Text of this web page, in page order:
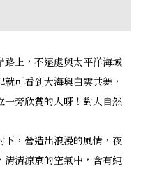
路上，不遠處與太平洋海域
可看到大海與白雲共舞，
旁欣賞的人呀！對大自然
，營造出浪漫的風情，夜
清清涼京的空氣中，含有純